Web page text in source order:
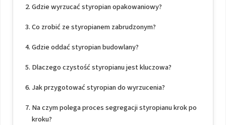
Gdzie wyrzucać styropian opakowaniowy?
Co zrobić ze styropianem zabrudzonym?
Gdzie oddać styropian budowlany?
Dlaczego czystość styropianu jest kluczowa?
Jak przygotować styropian do wyrzucenia?
Na czym polega proces segregacji styropianu krok po
kroku?